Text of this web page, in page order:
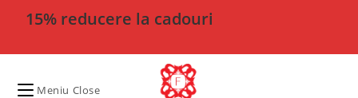
15% reducere la cadouri
Meniu Close